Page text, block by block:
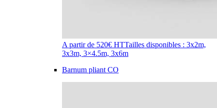
A partir de 520€ HTTailles disponibles : 3x2m,
3x3m, 3×4.5m, 3x6m
Barnum pliant CO